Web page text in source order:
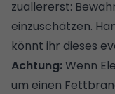
zuallererst:
einzuschätzen.
könnt ihr dieses
Achtung: Wenn
um einen